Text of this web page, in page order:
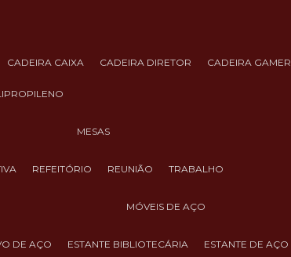
CADEIRA CAIXA CADEIRA DIRETOR CADEIRA GAMER
MESAS
REFEITÓRIO REUNIÃO TRABALHO
MÓVEIS DE AÇO
DE AÇO ESTANTE BIBLIOTECÁRIA ESTANTE DE AÇO